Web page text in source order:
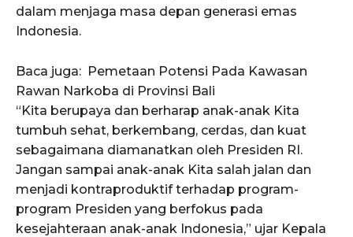
dalam menjaga masa depan generasi emas
Indonesia.
Baca juga: Pemetaan Potensi Pada Kawasan
Rawan Narkoba di Provinsi Bali
“Kita berupaya dan berharap anak-anak Kita
tumbuh sehat, berkembang, cerdas, dan kuat
sebagaimana diamanatkan oleh Presiden RI.
Jangan sampai anak-anak Kita salah jalan dan
menjadi kontraproduktif terhadap program-
program Presiden yang berfokus pada
kesejahteraan anak-anak Indonesia,” ujar Kepala